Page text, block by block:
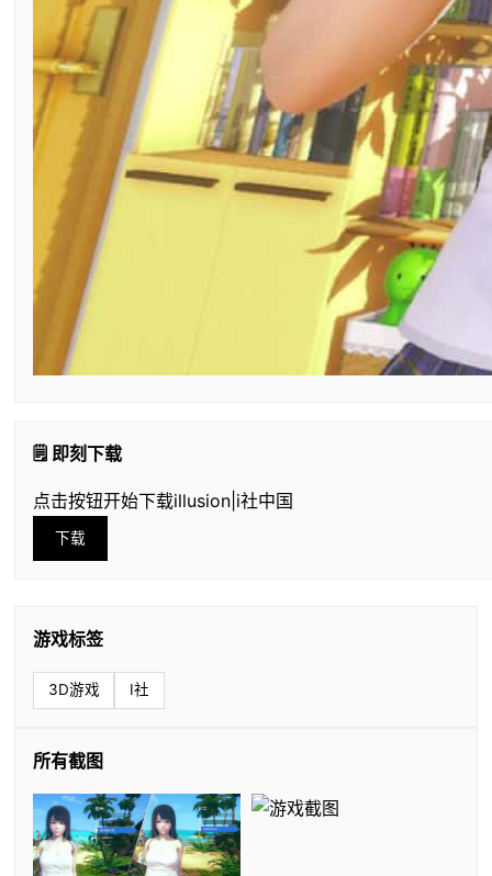
🗒️ 即刻下载
点击按钮开始下载illusion|i社中国
下载
游戏标签
3D游戏 I社
所有截图